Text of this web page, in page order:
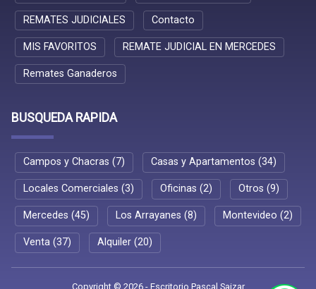
REMATES JUDICIALES Contacto
MIS FAVORITOS REMATE JUDICIAL EN MERCEDES
Remates Ganaderos
BUSQUEDA RAPIDA
Campos y Chacras (7) Casas y Apartamentos (34)
Locales Comerciales (3) Oficinas (2) Otros (9)
Mercedes (45) Los Arrayanes (8) Montevideo (2)
Venta (37) Alquiler (20)
Copyright © 2026 - Escritorio Pascal Saizar